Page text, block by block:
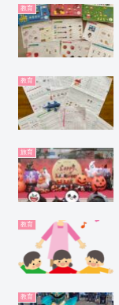
教育
教育
旅育
教育
教育